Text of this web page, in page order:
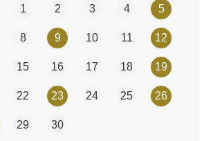
1 2 3 4 5
8 9 10 11 12
15 16 17 18 19
22 23 24 25 26
29 30